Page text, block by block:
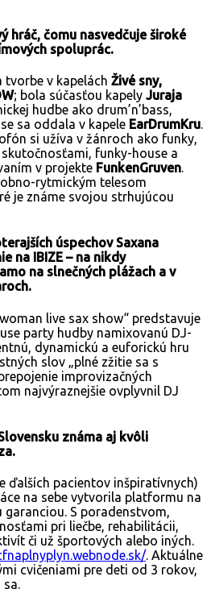
hráč, čomu nasvedčuje široké
spoluprác.
v kapelách Živé sny,
; bola súčasťou kapely Juraja
hudbe ako drum’n’bass,
sa oddala v kapele EarDrumKru.
si užíva v žánroch ako funky,
funky-house a
v projekte FunkenGruven.
rytmickým telesom
je známe svojou strhujúcou
úspechov Saxana
na IBIZE – na nikdy
na slnečných plážach a v
live sax show“ predstavuje
party hudby namixovanú DJ-
dynamickú a euforickú hru
slov „plné zžitie sa s
improvizačných
najvýraznejšie ovplyvnil DJ
známa aj kvôli
ďalších pacientov inšpiratívnych)
na sebe vytvorila platformu na
S poradenstvom,
pri liečbe, rehabilitácii,
či už športových alebo iných.
. Aktuálne
cvičeniami pre deti od 3 rokov,
sa.